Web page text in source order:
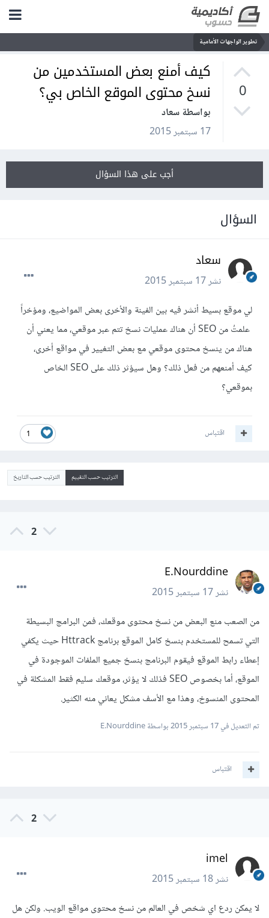
تطوير الواجهات الأمامية
0
كيف أمنع بعض المستخدمين من
نسخ محتوى الموقع الخاص بي؟
بواسطة سعاد
17 سبتمبر 2015
أجب على هذا السؤال
السؤال
سعاد
نشر17 سبتمبر 2015
لي موقع بسيط أنشر فيه بين الفينة والأخرى بعض المواضيع، ومؤخراً
علمتُ من SEO أن هناك عمليات نسخ تتم عبر موقعي، مما يعني أن
هناك من ينسخ محتوى موقعي مع بعض التغيير في مواقع أخرى،
كيف أمنعهم من فعل ذلك؟ وهل سيؤثر ذلك على SEO الخاص
بموقعي؟
1 اقتباس
الترتيب حسب التقييم الترتيب حسب التاريخ
2
E.Nourddine
نشر17 سبتمبر 2015
من الصعب منع البعض من نسخ محتوى موقعك، فمن البرامج البسيطة
التي تسمح للمستخدم بنسخ كامل الموقع برنامج Httrack حيث يكفي
إعطاء رابط الموقع فيقوم البرنامج بنسخ جميع الملفات الموجودة في
الموقع، أما بخصوص SEO فذلك لا يؤثر، موقعك سليم فقط المشكلة في
المحتوى المنسوخ، وهذا مع الأسف مشكل يعاني منه الكثير.
تم التعديل في17 سبتمبر 2015 بواسطة E.Nourddine
اقتباس
2
imel
نشر18 سبتمبر 2015
لا يمكن ردع اي شخص في العالم من نسخ محتوى مواقع الويب. ولكن هل